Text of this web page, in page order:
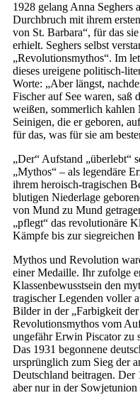
1928 gelang Anna Seghers
Durchbruch mit ihrem
von St. Barbara“, für das
erhielt. Seghers selbst
„Revolutionsmythos“. Im
dieses ureigene politisch-
Worte: „Aber längst,
Fischer auf See waren, saß
weißen, sommerlich kahlen
Seinigen, die er geboren,
für das, was für sie am
„Der“ Aufstand „überlebt“
„Mythos“ – als legendäre
ihrem heroisch-tragischen
blutigen Niederlage
von Mund zu Mund
„pflegt“ das revolutionäre
Kämpfe bis zur siegreichen
Mythos und Revolution
einer Medaille. Ihr zufolge
Klassenbewusstsein den
tragischer Legenden voller
Bilder in der „Farbigkeit
Revolutionsmythos vom
ungefähr Erwin Piscator zu
Das 1931 begonnene
ursprünglich zum Sieg der
Deutschland beitragen.
aber nur in der So­wjet­union